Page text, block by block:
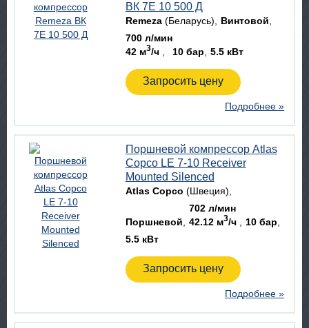
ВК 7E 10 500 Д
Remeza(Беларусь)
Винтовой
700 л/мин
42 м3/ч 10 бар 5.5 кВт
Запросить цену
Подробнее »
Поршневой компрессор Atlas
Copco LE 7-10 Receiver
Mounted Silenced
Atlas Copco (Швеция)
Поршневой
702 л/мин
42.12 м3/ч
10 бар
5.5 кВт
Запросить цену
Подробнее »